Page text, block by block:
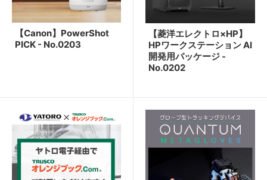
【Canon】PowerShot
PICK - No.0203
【菱洋エレクトロ×HP】
HPワークステーション AI
開発用パッケージ -
No.0202